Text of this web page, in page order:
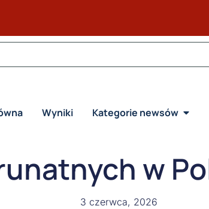
Wyniki Kategorie newsów
w
3 czerwca, 2026